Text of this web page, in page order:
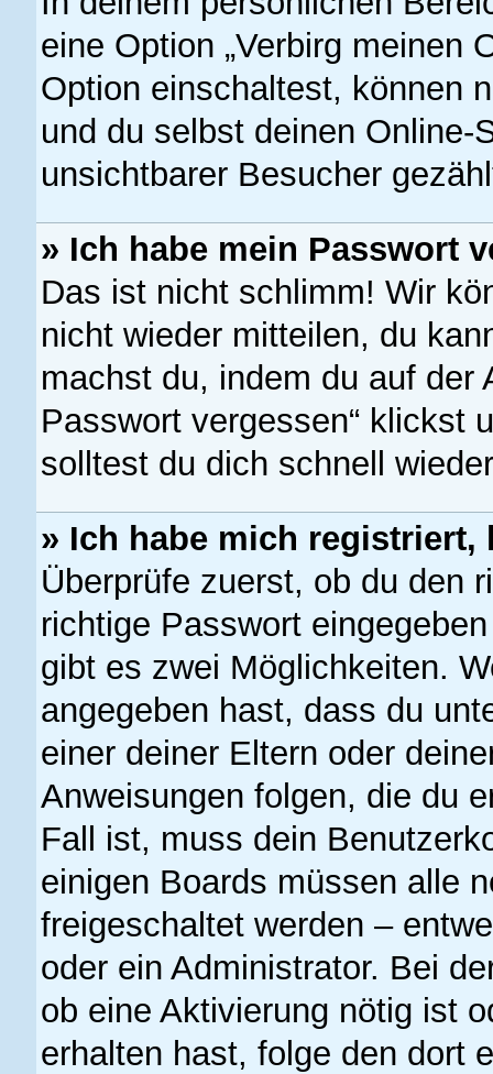
eine Option „Verbirg meinen
Option einschaltest, können
und du selbst deinen
unsichtbarer Besucher
» Ich habe mein Passwort
Das ist nicht schlimm! Wir
nicht wieder mitteilen, du
machst du, indem du auf der
Passwort vergessen“ klickst
solltest du dich schnell
» Ich habe mich
Überprüfe zuerst, ob du den
richtige Passwort
gibt es zwei Möglichkeiten.
angegeben hast, dass du
einer deiner Eltern oder
Anweisungen folgen, die du
Fall ist, muss dein
einigen Boards müssen alle
freigeschaltet werden –
oder ein Administrator. Bei
ob eine Aktivierung nötig ist
erhalten hast, folge den dort